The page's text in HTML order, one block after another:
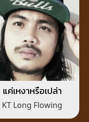
แค่เหงาหรือเปล่า
KT Long Flowing